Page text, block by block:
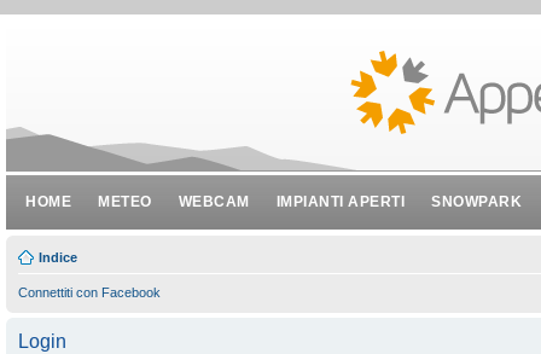
HOME METEO WEBCAM IMPIANTI APERTI SNOWPARK
Indice
Connettiti con Facebook
Login